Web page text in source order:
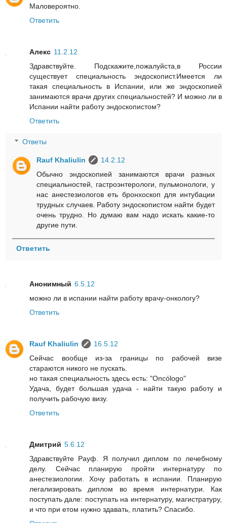
Маловероятно.
Ответить
Алекс 11.2.12
Здравствуйте. Подскажите,пожалуйста,в России
существует специальность эндоскопист.Имеется ли
такая специальность в Испании, или же эндоскопией
занимаются врачи других специальностей? И можно ли в
Испании найти работу эндоскопистом?
Ответить
Ответы
Rauf Khaliulin
14.2.12
Обычно эндоскопией занимаются врачи разных
специальностей, гастроэнтерологи, пульмонологи, у
нас анестезиологов еть бронхоскоп для интубации
трудных случаев. Работу эндоскопистом найти будет
очень трудно. Но думаю вам надо искать какие-то
другие пути.
Ответить
Анонимный 6.5.12
можно ли в испании найти работу врачу-онкологу?
Ответить
Rauf Khaliulin
16.5.12
Сейчас вообще из-за границы по рабочей визе
стараются никого не пускать.
но такая специальность здесь есть: "Oncólogo"
Удача, будет большая удача - найти такую работу и
получить рабочую визу.
Ответить
Дмитрий 5.6.12
Здравствуйте Рауф. Я получил диплом по лечебному
делу. Сейчас планирую пройти интернатуру по
анестезиологии. Хочу работать в испании. Планирую
легализировать диплом во время интернатури. Как
поступать дале: поступать на интернатуру, магистратуру,
и что при етом нужно здавать, платить? Спасибо.